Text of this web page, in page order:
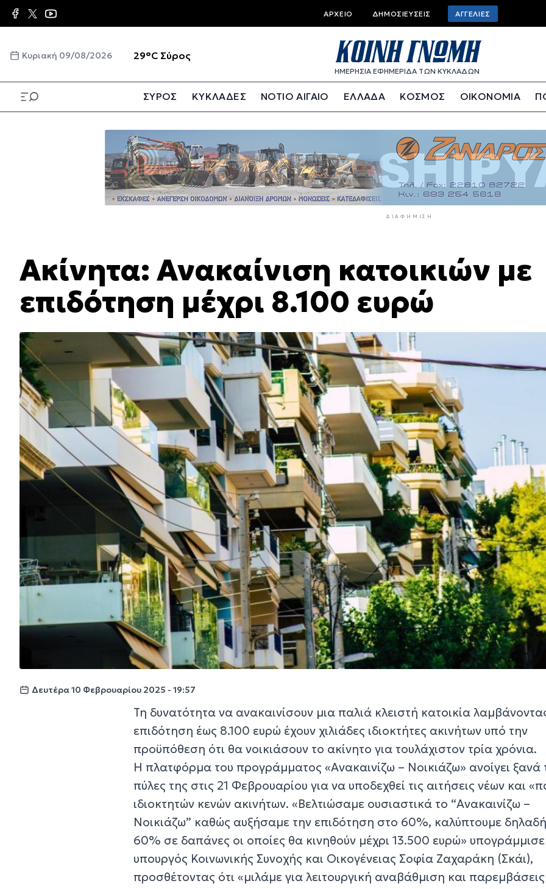
Παράκαμψη
προς
κυρίως
Top
bar
menu
ΑΡΧΕΊΟ ΔΗΜΟΣΙΕΎΣΕΙΣ ΑΓΓΕΛΊΕΣ
Κυριακή 09/08/2026 29°C Σύρος
ΗΜΕΡΗΣΙΑ ΕΦΗΜΕΡΙΔΑ ΤΩΝ ΚΥΚΛΑΔΩΝ
ΣΥΡΟΣ ΚΥΚΛΑΔΕΣ ΝΟΤΙΟ ΑΙΓΑΙΟ ΕΛΛΑΔΑ ΚΟΣΜΟΣ ΟΙΚΟΝΟΜΙΑ
ΔΙΑΦΉΜΙΣΗ
Ακίνητα: Ανακαίνιση κατοικιών με
επιδότηση μέχρι 8.100 ευρώ
Δευτέρα 10 Φεβρουαρίου 2025 - 19:57
Τη δυνατότητα να ανακαινίσουν μια παλιά κλειστή κατοικία
επιδότηση έως 8.100 ευρώ έχουν χιλιάδες ιδιοκτήτες ακινήτων υπό την
προϋπόθεση ότι θα νοικιάσουν το ακίνητο για τουλάχιστον τρία χρόνια.
Η πλατφόρμα του προγράμματος «Ανακαινίζω – Νοικιάζω» ανοίγει ξανά
πύλες της στις 21 Φεβρουαρίου για να υποδεχθεί τις αιτήσεις νέων και
ιδιοκτητών κενών ακινήτων. «Βελτιώσαμε ουσιαστικά το “Ανακαινίζω –
Νοικιάζω” καθώς αυξήσαμε την επιδότηση στο 60%, καλύπτουμε
60% σε δαπάνες οι οποίες θα κινηθούν μέχρι 13.500 ευρώ»
υπουργός Κοινωνικής Συνοχής και Οικογένειας Σοφία Ζαχαράκη (Σκάι),
προσθέτοντας ότι «μιλάμε για λειτουργική αναβάθμιση και